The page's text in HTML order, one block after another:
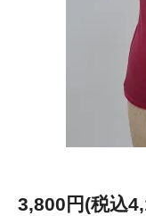
3,800円(税込